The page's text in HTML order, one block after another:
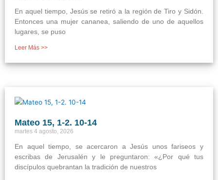
En aquel tiempo, Jesús se retiró a la región de Tiro y Sidón.
Entonces una mujer cananea, saliendo de uno de aquellos
lugares, se puso
Leer Más >>
Mateo 15, 1-2. 10-14
martes 4 agosto, 2026
En aquel tiempo, se acercaron a Jesús unos fariseos y
escribas de Jerusalén y le preguntaron: «¿Por qué tus
discípulos quebrantan la tradición de nuestros